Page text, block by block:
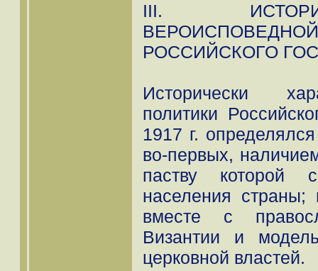
III.
РОССИЙСКОГО
Исторически
политики
1917 г.
во-первых,
паству которой
населения страны;
вместе с
Византии и
церковной властей.